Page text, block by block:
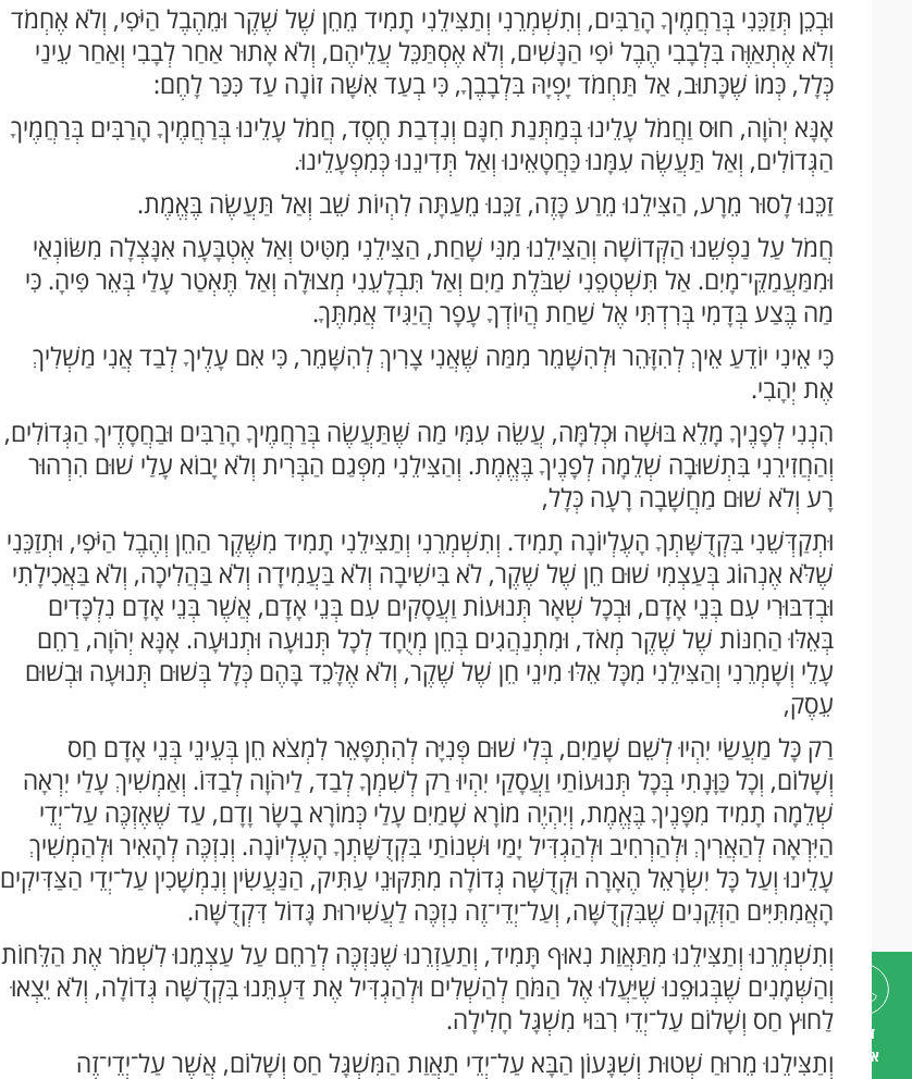
דברו
איתנו
וּבְכֵן תְּזַכֵּנִי בְּרַחֲמֶיךָ הָרַבִּים, וְתִשְׁמְרֵנִי וְתַצִּילֵנִי תָמִיד מֵחֵן שֶׁל שֶׁקֶר וּמֵהֶבֶל הַיֹּפִי, וְלֹא אֶחְמֹד
וְלֹא אֶתְאַוֶּה בִּלְבָבִי הֶבֶל יֹפִי הַנָּשִׁים, וְלֹא אֶסְתַּכֵּל עֲלֵיהֶם, וְלֹא אָתוּר אַחַר לְבָבִי וְאַחַר עֵינַי
כְּלָל, כְּמוֹ שֶׁכָּתוּב, אַל תַּחְמֹד יָפְיָהּ בִּלְבָבֶךָ, כִּי בְעַד אִשָּׁה זוֹנָה עַד כִּכַּר לָחֶם:
אָנָּא יְהֹוָה, חוּס וַחֲמֹל עָלֵינוּ בְּמַתְּנַת חִנָּם וְנִדְבַת חֶסֶד, חֲמֹל עָלֵינוּ בְּרַחֲמֶיךָ הָרַבִּים בְּרַחֲמֶיךָ
הַגְּדוֹלִים, וְאַל תַּעֲשֶׂה עִמָּנוּ כַּחֲטָאֵינוּ וְאַל תְּדִינֵנוּ כְּמִפְעָלֵינוּ.
זַכֵּנוּ לָסוּר מֵרָע, הַצִּילֵנוּ מֵרַע כָּזֶה, זַכֵּנוּ מֵעַתָּה לִהְיוֹת שֵׁב וְאַל תַּעֲשֶׂה בֶּאֱמֶת.
חֲמֹל עַל נַפְשֵׁנוּ הַקְּדוֹשָׁה וְהַצִּילֵנוּ מִנִּי שָׁחַת, הַצִּילֵנִי מִטִּיט וְאַל אֶטְבָּעָה אִנָּצְלָה מִשּׂוֹנְאַי
וּמִמַּעֲמַקֵּי־מָיִם. אַל תִּשְׁטְפֵנִי שִׁבֹּלֶת מַיִם וְאַל תִּבְלָעֵנִי מְצוּלָה וְאַל תֶּאְטַר עָלַי בְּאֵר פִּיהָ. כִּי
מַה בֶּצַע בְּדָמִי בְּרִדְתִּי אֶל שַׁחַת הֲיוֹדְךָ עָפָר הֲיַגִּיד אֲמִתֶּךָ.
כִּי אֵינִי יוֹדֵעַ אֵיךְ לְהִזָּהֵר וּלְהִשָּׁמֵר מִמַּה שֶּׁאֲנִי צָרִיךְ לְהִשָּׁמֵר, כִּי אִם עָלֶיךָ לְבַד אֲנִי מַשְׁלִיךְ
אֶת יְהָבִי.
הִנְנִי לְפָנֶיךָ מָלֵא בּוּשָׁה וּכְלִמָּה, עֲשֵׂה עִמִּי מַה שֶּׁתַּעֲשֶׂה בְּרַחֲמֶיךָ הָרַבִּים וּבַחֲסָדֶיךָ הַגְּדוֹלִים,
וְהַחֲזִירֵנִי בִּתְשׁוּבָה שְׁלֵמָה לְפָנֶיךָ בֶּאֱמֶת. וְהַצִּילֵנִי מִפְּגַם הַבְּרִית וְלֹא יָבוֹא עָלַי שׁוּם הִרְהוּר
רָע וְלֹא שׁוּם מַחֲשָׁבָה רָעָה כְּלָל,
וּתְקַדְּשֵׁנִי בִּקְדֻשָּׁתְךָ הָעֶלְיוֹנָה תָמִיד. וְתִשְׁמְרֵנִי וְתַצִּילֵנִי תָמִיד מִשֶּׁקֶר הַחֵן וְהֶבֶל הַיֹּפִי, וּתְזַכֵּנִי
שֶׁלֹּא אֶנְהוֹג בְּעַצְמִי שׁוּם חֵן שֶׁל שֶׁקֶר, לֹא בִּישִׁיבָה וְלֹא בַּעֲמִידָה וְלֹא בַּהֲלִיכָה, וְלֹא בַּאֲכִילָתִי
וּבְדִבּוּרִי עִם בְּנֵי אָדָם, וּבְכָל שְׁאָר תְּנוּעוֹת וַעֲסָקִים עִם בְּנֵי אָדָם, אֲשֶׁר בְּנֵי אָדָם נִלְכָּדִים
בְּאֵלּוּ הַחִנּוֹת שֶׁל שֶׁקֶר מְאֹד, וּמִתְנַהֲגִים בְּחֵן מְיֻחָד לְכָל תְּנוּעָה וּתְנוּעָה. אָנָּא יְהֹוָה, רַחֵם
עָלֵי וְשָׁמְרֵנִי וְהַצִּילֵנִי מִכָּל אֵלּוּ מִינֵי חֵן שֶׁל שֶׁקֶר, וְלֹא אֶלָּכֵד בָּהֶם כְּלָל בְּשׁוּם תְּנוּעָה וּבְשׁוּם
עֵסֶק,
רַק כָּל מַעֲשַׂי יִהְיוּ לְשֵׁם שָׁמַיִם, בְּלִי שׁוּם פְּנִיָּה לְהִתְפָּאֵר לִמְצֹא חֵן בְּעֵינֵי בְּנֵי אָדָם חַס
וְשָׁלוֹם, וְכָל כַּוָּנָתִי בְּכָל תְּנוּעוֹתַי וַעֲסָקַי יִהְיוּ רַק לְשִׁמְךָ לְבַד, לַיהֹוָה לְבַדּוֹ. וְאַמְשִׁיךְ עָלַי יִרְאָה
שְׁלֵמָה תָמִיד מִפָּנֶיךָ בֶּאֱמֶת, וְיִהְיֶה מוֹרָא שָׁמַיִם עָלַי כְּמוֹרָא בָשָׂר וָדָם, עַד שֶׁאֶזְכֶּה עַל־יְדֵי
הַיִּרְאָה לְהַאֲרִיךְ וּלְהַרְחִיב וּלְהַגְדִּיל יָמַי וּשְׁנוֹתַי בִּקְדֻשָּׁתְךָ הָעֶלְיוֹנָה. וְנִזְכֶּה לְהָאִיר וּלְהַמְשִׁיךְ
עָלֵינוּ וְעַל כָּל יִשְׂרָאֵל הֶאָרָה וּקְדֻשָּׁה גְּדוֹלָה מִתִּקּוּנֵי עַתִּיק, הַנַּעֲשִׂין וְנִמְשָׁכִין עַל־יְדֵי הַצַּדִּיקִים
הָאֲמִתִּיִּים הַזְּקֵנִים שֶׁבִּקְדֻשָּׁה, וְעַל־יְדֵי־זֶה נִזְכֶּה לַעֲשִׁירוּת גָּדוֹל דִּקְדֻשָּׁה.
וְתִשְׁמְרֵנוּ וְתַצִּילֵנוּ מִתַּאֲוַת נִאוּף תָּמִיד, וְתַעַזְרֵנוּ שֶׁנִּזְכֶּה לְרַחֵם עַל עַצְמֵנוּ לִשְׁמֹר אֶת הַלֵּחוֹת
וְהַשְּׁמָנִים שֶׁבְּגוּפֵנוּ שֶׁיַּעֲלוּ אֶל הַמֹּחַ לְהַשְׁלִים וּלְהַגְדִּיל אֶת דַּעְתֵּנוּ בִּקְדֻשָּׁה גְּדוֹלָה, וְלֹא יֵצְאוּ
לַחוּץ חַס וְשָׁלוֹם עַל־יְדֵי רִבּוּי מִשְׁגָּל חָלִילָה.
וְתַצִּילֵנוּ מֵרוּחַ שְׁטוּת וְשִׁגָּעוֹן הַבָּא עַל־יְדֵי תַאֲוַת הַמִּשְׁגָּל חַס וְשָׁלוֹם, אֲשֶׁר עַל־יְדֵי־זֶה